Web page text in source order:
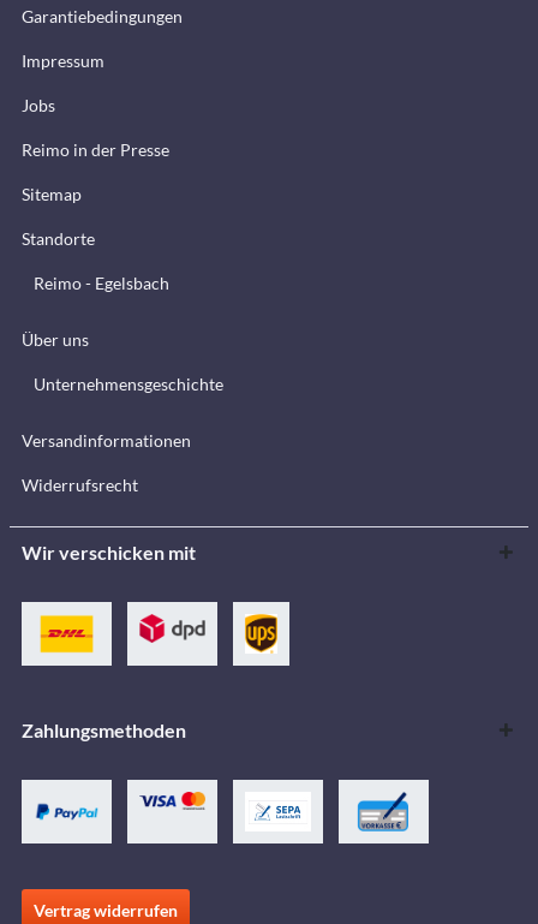
Garantiebedingungen
Impressum
Jobs
Reimo in der Presse
Sitemap
Standorte
Reimo - Egelsbach
Über uns
Unternehmensgeschichte
Versandinformationen
Widerrufsrecht
Wir verschicken mit
Zahlungsmethoden
Vertrag widerrufen